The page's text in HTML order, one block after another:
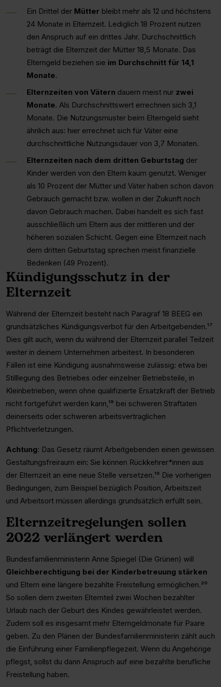
Ein Drittel der Mütter bleibt mehr als 12 und höchstens
24 Monate in Elternzeit. Lediglich 18 Prozent nutzen
den Anspruch auf ein drittes Jahr. Durchschnittlich
beträgt die Elternzeit der Mütter 18,5 Monate. Das
Elterngeld beziehen sie im Durchschnitt für 14,1
Monate.
Elternzeiten von Vätern dauern meist nur zwei
Monate. Als Durchschnittswert errechnen sich 3,1
Monate. Die Nutzungsmuster beim Elterngeld sieht
ähnlich aus: hier errechnet sich für Väter eine
durchschnittliche Nutzungsdauer von 3,7 Monaten.
Elternzeiten nach dem dritten Geburtstag der
Kinder werden von den Eltern kaum genutzt. Weniger
als 10 Prozent der Mütter und Väter haben schon davon
Gebrauch gemacht bzw. wollen in der Zukunft noch
davon Gebrauch machen. Dabei handelt es sich fast
ausschließlich um Eltern aus der mittleren und der
höheren sozialen Schicht. Gegen eine Elternzeit nach
dem dritten Geburtstag sprechen meist finanzielle
Bedenken (49 Prozent).
Kündigungsschutz in der
Elternzeit
Während der Elternzeit besteht nach Paragraf 18 BEEG ein
grundsätzliches Kündigungsverbot für den Arbeitgebenden.¹⁷
Dies gilt auch, wenn du während der Elternzeit parallel Teilzeit
weiter in deinem Unternehmen arbeitest. In besonderen
Fällen ist eine Kündigung ausnahmsweise zulässig: etwa bei
Stilllegung des Betriebes oder einzelner Betriebsteile, in
Kleinbetrieben, wenn ohne qualifizierte Ersatzkraft der Betrieb
nicht fortgeführt werden kann,¹⁸ bei schweren Straftaten
deinerseits oder schweren arbeitsvertraglichen
Pflichtverletzungen.
Achtung: Das Gesetz räumt Arbeitgebenden einen gewissen
Gestaltungsfreiraum ein: Sie können Rückkehrer*innen aus
der Elternzeit an eine neue Stelle versetzen.¹⁹ Die vorherigen
Bedingungen, zum Beispiel bezüglich Position, Arbeitszeit
und Arbeitsort müssen allerdings grundsätzlich erfüllt sein.
Elternzeitregelungen sollen
2022 verlängert werden
Bundesfamilienministerin Anne Spiegel (Die Grünen) will
Gleichberechtigung bei der Kinderbetreuung stärken
und Eltern eine längere bezahlte Freistellung ermöglichen.²⁰
So sollen dem zweiten Elternteil zwei Wochen bezahlter
Urlaub nach der Geburt des Kindes gewährleistet werden.
Zudem soll es insgesamt mehr Elterngeldmonate für Paare
geben. Zu den Plänen der Bundesfamilienministerin zählt auch
die Einführung einer Familienpflegezeit. Wenn du Angehörige
pflegst, sollst du dann Anspruch auf eine bezahlte berufliche
Freistellung haben.